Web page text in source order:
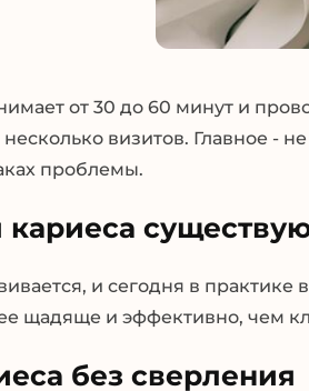
от 30 до 60 минут и
визитов. Главное -
проблемы.
и сегодня в
щадяще и эффективно, чем
без сверления